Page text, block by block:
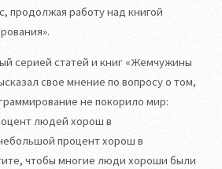
продолжая работу над книгой
серией статей и книг «Жемчужины
свое мнение по вопросу о том,
не покорило мир:
людей хорош в
процент хорош в
чтобы многие люди хороши были